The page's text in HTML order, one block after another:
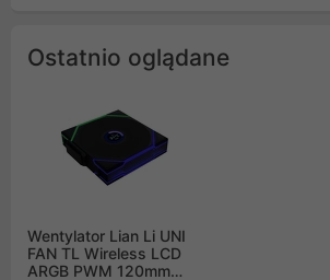
Ostatnio oglądane
Wentylator Lian Li UNI
FAN TL Wireless LCD
ARGB PWM 120mm